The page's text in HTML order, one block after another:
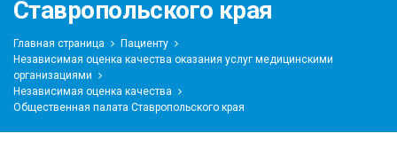
Ставропольского края
Главная страница
Пациенту
Независимая оценка качества оказания услуг медицинскими
организациями
Независимая оценка качества
Общественная палата Ставропольского края